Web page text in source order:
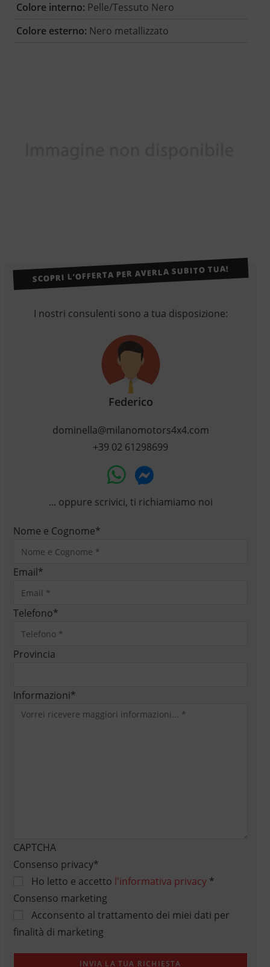
Colore interno: Pelle/Tessuto Nero
Colore esterno: Nero metallizzato
SCOPRI L’OFFERTA PER AVERLA SUBITO TUA!
I nostri consulenti sono a tua disposizione:
Federico
dominella@milanomotors4x4.com
+39 02 61298699
... oppure scrivici, ti richiamiamo noi
Nome e Cognome*
Email*
Telefono*
Provincia
Informazioni*
CAPTCHA
Consenso privacy*
Ho letto e accetto l'informativa privacy*
Consenso marketing
Acconsento al trattamento dei miei dati per
finalità di marketing